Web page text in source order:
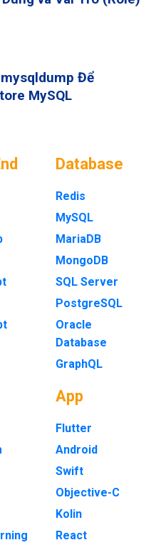
Để
MySQL
Database
Redis
MySQL
MariaDB
MongoDB
SQL Server
PostgreSQL
Oracle
Database
GraphQL
App
Flutter
Android
Swift
Objective-C
Kolin
React